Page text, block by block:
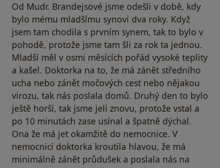
Od Mudr. Brandejsové jsme odešli v době, kdy
bylo mému mladšímu synovi dva roky. Když
jsem tam chodila s prvním synem, tak to bylo v
pohodě, protože jsme tam šli za rok ta jednou.
Mladší měl v osmi měsících pořád vysoké teplity
a kašel. Doktorka na to, že má zánět středního
ucha nebo zánět močových cest nebo nějakou
virozu, tak nás poslala domů. Druhý den to bylo
ještě horší, tak jsme jeli znovu, protože vstal a
po 10 minutách zase usínal a špatně dýchal.
Ona že má jet okamžitě do nemocnice. V
nemocnici doktorka kroutila hlavou, že má
minimálně zánět průdušek a poslala nás na